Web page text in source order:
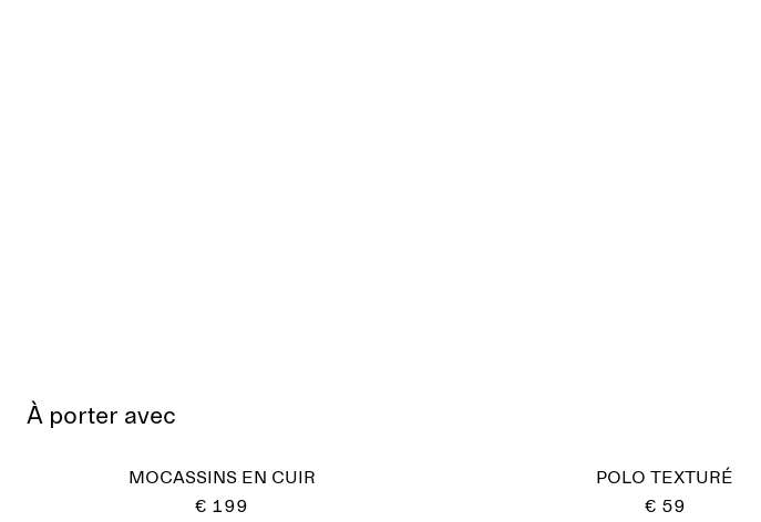
À porter avec
MOCASSINS EN CUIR
€ 199
POLO TEXTURÉ
€ 59